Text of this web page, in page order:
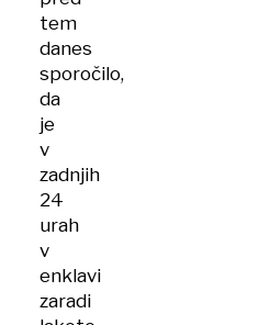
tem
danes
sporočilo,
da
je
v
zadnjih
24
urah
v
enklavi
zaradi